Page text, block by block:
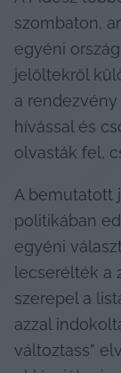
szombaton,
egyéni
jelöltekről
a
hívással és
olvasták fel,
A bemutatott
politikában
egyéni
lecserélték a
szerepel a
azzal
változtass”